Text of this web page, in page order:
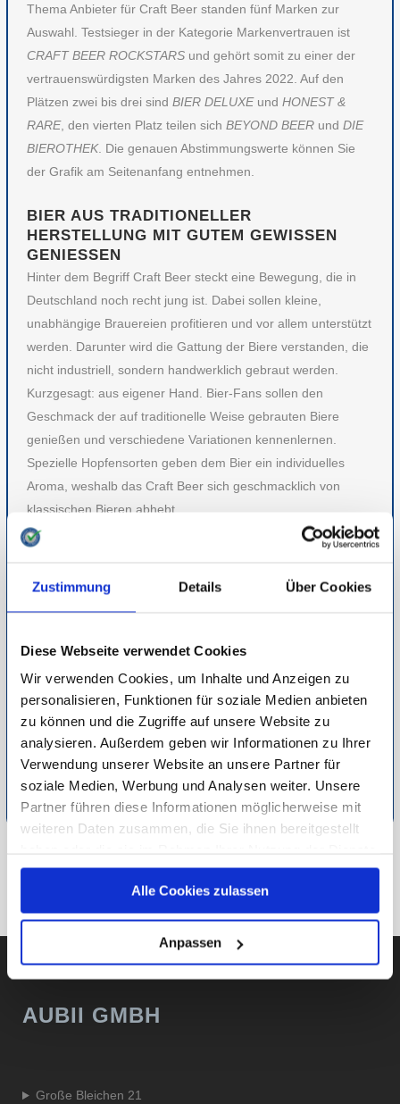
Zustimmung Details Über Cookies
Diese Webseite verwendet Cookies
Wir verwenden Cookies, um Inhalte und Anzeigen zu
personalisieren, Funktionen für soziale Medien anbieten
zu können und die Zugriffe auf unsere Website zu
analysieren. Außerdem geben wir Informationen zu Ihrer
Verwendung unserer Website an unsere Partner für
soziale Medien, Werbung und Analysen weiter. Unsere
Partner führen diese Informationen möglicherweise mit
weiteren Daten zusammen, die Sie ihnen bereitgestellt
gesammelt haben.
Unsere Datenschutzerklärung finden siehier.
Alle Cookies zulassen
Anpassen
Thema Anbieter für Craft Beer standen fünf Marken zur
Auswahl. Testsieger in der Kategorie Markenvertrauen ist
CRAFT BEER ROCKSTARS und gehört somit zu einer der
vertrauenswürdigsten Marken des Jahres 2022. Auf den
Plätzen zwei bis drei sindBIER DELUXE undHONEST &
RARE, den vierten Platz teilen sichBEYOND BEER undDIE
BIEROTHEK. Die genauen Abstimmungswerte können Sie
der Grafik am Seitenanfang entnehmen.
BIER AUS TRADITIONELLER
HERSTELLUNG MIT GUTEM GEWISSEN
GENIESSEN
Hinter dem Begriff Craft Beer steckt eine Bewegung, die in
Deutschland noch recht jung ist. Dabei sollen kleine,
unabhängige Brauereien profitieren und vor allem unterstützt
werden. Darunter wird die Gattung der Biere verstanden, die
nicht industriell, sondern handwerklich gebraut werden.
Kurzgesagt: aus eigener Hand. Bier-Fans sollen den
Geschmack der auf traditionelle Weise gebrauten Biere
genießen und verschiedene Variationen kennenlernen.
Spezielle Hopfensorten geben dem Bier ein individuelles
Aroma, weshalb das Craft Beer sich geschmacklich von
klassischen Bieren abhebt.
Die untersuchten Marken glänzen nicht nur mit Fachwissen
Geschmack, sondern bieten zahlreiche Biersorten aus
traditionelle Biervielfalt noch mal neu. Mit Biertastings
können Sie in die Bierkultur eintauchen und Ihren
Lieblingsgeschmack entdecken. Verabschieden Sie sich vom
Kisten-Schleppen und bestellen Sie ganz bequem Ihr
Wunschbier direkt nach Hause.
Detaillierte Informationen zur Durchführung unserer Studien
finden Sie unterMethodik.
AUBII GMBH
Große Bleichen 21